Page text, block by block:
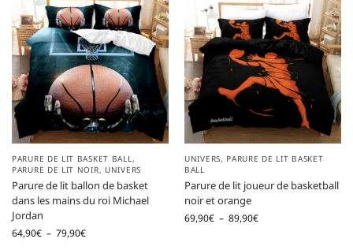
PARURE DE LIT BASKET BALL,
PARURE DE LIT NOIR, UNIVERS
Parure de lit ballon de basket
dans les mains du roi Michael
Jordan
64,90€ – 79,90€
UNIVERS, PARURE DE LIT BASKET
BALL
Parure de lit joueur de basketball
noir et orange
69,90€ – 89,90€